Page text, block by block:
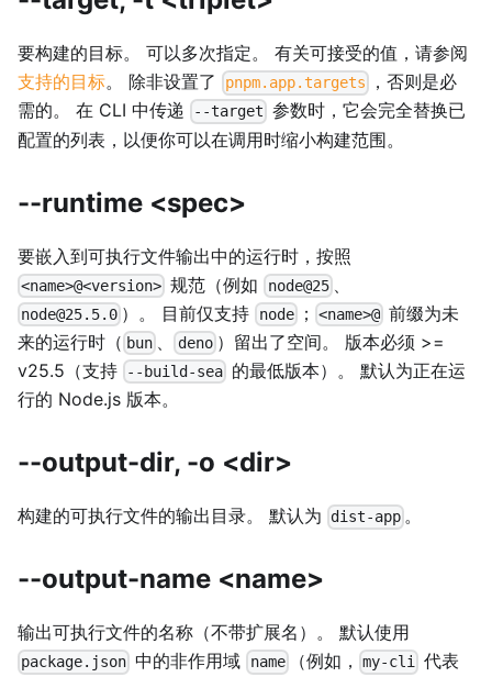
要构建的目标。 可以多次指定。 有关可接受的值，请参阅
支持的目标。 除非设置了 pnpm.app.targets
，否则是必
需的。 在 CLI 中传递
--target 参数时，它会完全替换已
配置的列表，以便你可以在调用时缩小构建范围。
--runtime <spec>
要嵌入到可执行文件输出中的运行时，按照
<name>@<version> 规范（例如 node@25、
node@25.5.0 ）。 目前仅支持 node； <name>@ 前缀为未
来的运行时（ bun 、 deno）留出了空间。 版本必须 >=
v25.5（支持
--build-sea 的最低版本）。 默认为正在运
行的 Node.js 版本。
--output-dir, -o <dir>
构建的可执行文件的输出目录。 默认为 dist-app 。
--output-name <name>
输出可执行文件的名称（不带扩展名）。 默认使用
package.json 中的非作用域 name（例如， my-cli 代表